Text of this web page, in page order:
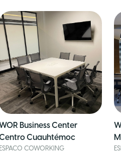
Business Center
Cuauhtémoc
ESPACO COWORKING